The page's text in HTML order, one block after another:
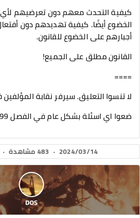
كيفية التحدث معهم دون تعرضيهم
الخضوع أيضًا. كيفية تهديدهم دون
أجبارهم على الخضوع للقانون.
القانون مطلق على الجميع!
====
لا تنسوا التعليق. سيرفر نقابة
ضعوا اي اسئلة بشكل عام في الفصل 999.
2024/03/14
· 483 مشاهدة ·
DOS